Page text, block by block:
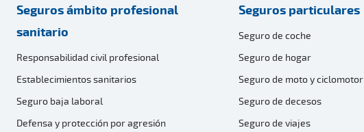
Seguros ámbito profesional
sanitario
Responsabilidad civil profesional
Establecimientos sanitarios
Seguro baja laboral
Defensa y protección por agresión
Seguros particulares
Seguro de coche
Seguro de hogar
Seguro de moto y ciclomotor
Seguro de decesos
Seguro de viajes